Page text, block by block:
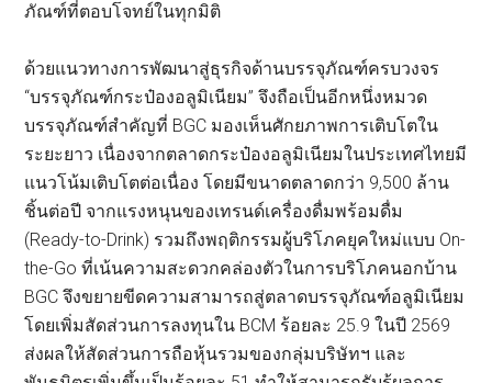
ภัณฑ์ที่ตอบโจทย์ในทุกมิติ
ด้วยแนวทางการพัฒนาสู่ธุรกิจด้านบรรจุภัณฑ์ครบวงจร
“บรรจุภัณฑ์กระป๋องอลูมิเนียม” จึงถือเป็นอีกหนึ่งหมวด
บรรจุภัณฑ์สำคัญที่ BGC มองเห็นศักยภาพการเติบโตใน
ระยะยาว เนื่องจากตลาดกระป๋องอลูมิเนียมในประเทศไทยมี
แนวโน้มเติบโตต่อเนื่อง โดยมีขนาดตลาดกว่า 9,500 ล้าน
ชิ้นต่อปี จากแรงหนุนของเทรนด์เครื่องดื่มพร้อมดื่ม
(Ready-to-Drink) รวมถึงพฤติกรรมผู้บริโภคยุคใหม่แบบ On-
the-Go ที่เน้นความสะดวกคล่องตัวในการบริโภคนอกบ้าน
BGC จึงขยายขีดความสามารถสู่ตลาดบรรจุภัณฑ์อลูมิเนียม
โดยเพิ่มสัดส่วนการลงทุนใน BCM ร้อยละ 25.9 ในปี 2569
ส่งผลให้สัดส่วนการถือหุ้นรวมของกลุ่มบริษัทฯ และ